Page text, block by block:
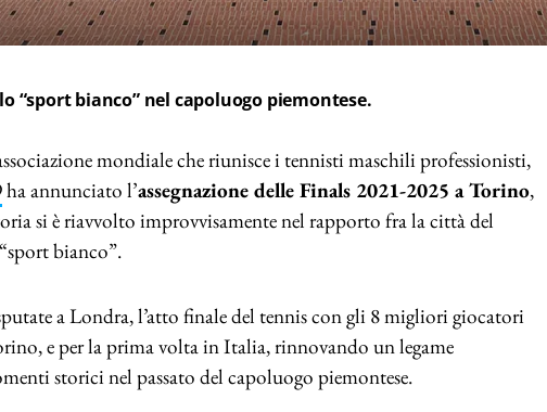
“sport bianco” nel capoluogo piemontese.
mondiale che riunisce i tennisti maschili professionisti,
ha annunciato l’assegnazione delle Finals 2021-2025 a Torino,
si è riavvolto improvvisamente nel rapporto fra la città del
bianco”.
a Londra, l’atto finale del tennis con gli 8 migliori giocatori
e per la prima volta in Italia, rinnovando un legame
storici nel passato del capoluogo piemontese.